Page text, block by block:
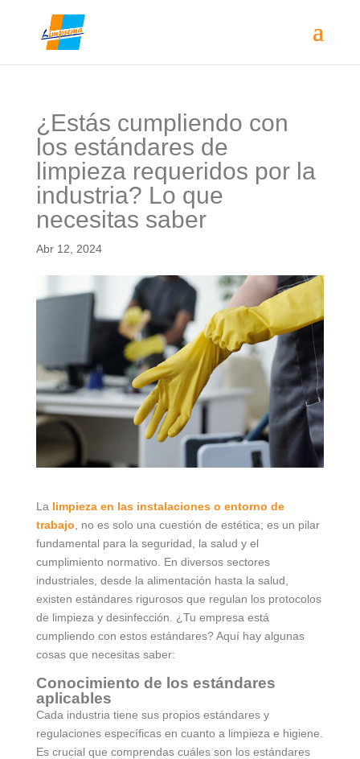
¿Estás cumpliendo con
los estándares de
limpieza requeridos por la
industria? Lo que
necesitas saber
Abr 12, 2024
La limpieza en las instalaciones o entorno de
trabajo , no es solo una cuestión de estética; es un pilar
fundamental para la seguridad, la salud y el
cumplimiento normativo. En diversos sectores
industriales, desde la alimentación hasta la salud,
existen estándares rigurosos que regulan los protocolos
de limpieza y desinfección. ¿Tu empresa está
cumpliendo con estos estándares? Aquí hay algunas
cosas que necesitas saber:
Conocimiento de los estándares
aplicables
Cada industria tiene sus propios estándares y
regulaciones específicas en cuanto a limpieza e higiene.
Es crucial que comprendas cuáles son los estándares